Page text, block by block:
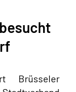
Brüsseler